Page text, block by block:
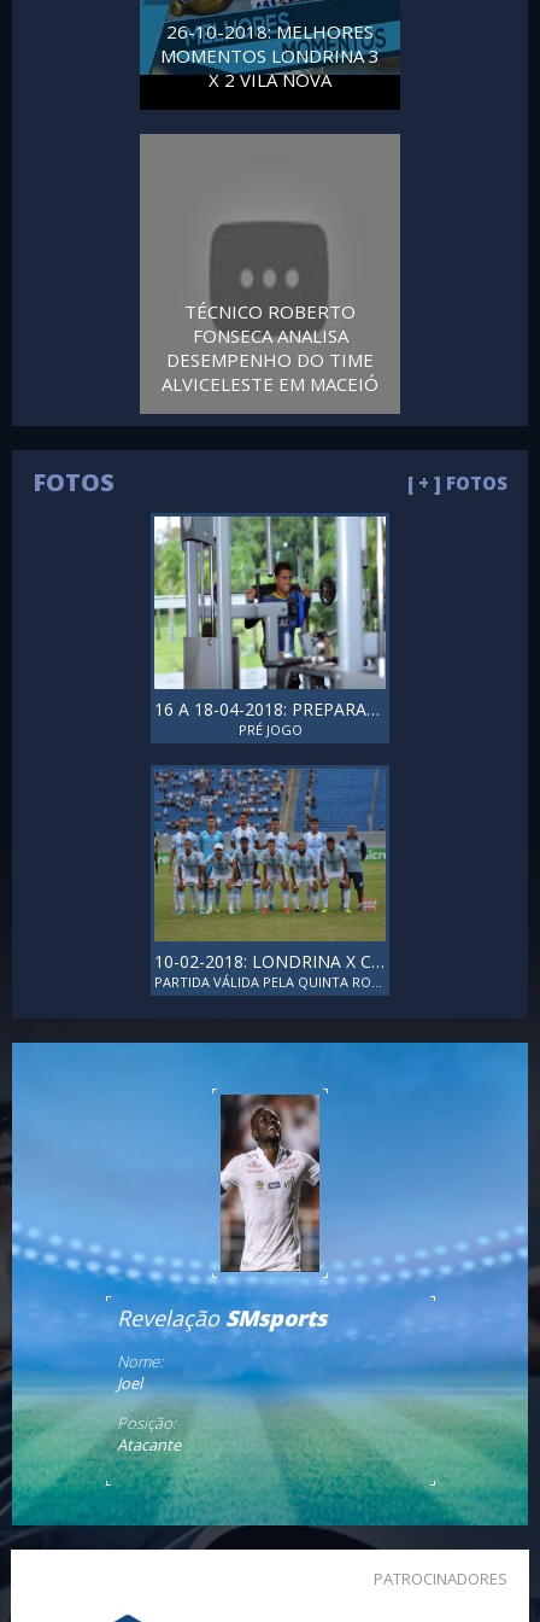
26-10-2018: MELHORES
MOMENTOS LONDRINA 3
X 2 VILA NOVA
TÉCNICO ROBERTO
FONSECA ANALISA
DESEMPENHO DO TIME
ALVICELESTE EM MACEIÓ
FOTOS [ + ] FOTOS
16 A 18-04-2018: PREPARAÇÃO PA
PRÉ JOGO
10-02-2018: LONDRINA X CORITIBA
PARTIDA VÁLIDA PELA QUINTA RODADA DO PRIMEIRO TURNO DO CAMPEONATO PARANAENSE
Revelação SMsports
Nome:
Joel
Posição:
Atacante
PATROCINADORES